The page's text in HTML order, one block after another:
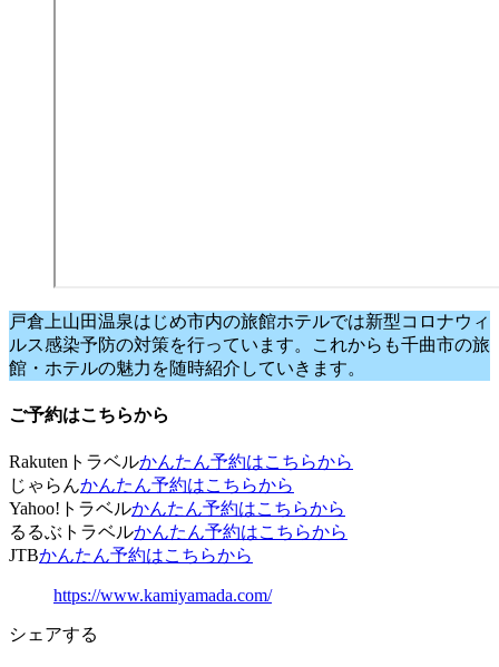
戸倉上山田温泉はじめ市内の旅館ホテルでは新型コロナウィ
ルス感染予防の対策を行っています。これからも千曲市の旅
館・ホテルの魅力を随時紹介していきます。
ご予約はこちらから
Rakutenトラベルかんたん予約はこちらから
じゃらんかんたん予約はこちらから
Yahoo!トラベルかんたん予約はこちらから
るるぶトラベルかんたん予約はこちらから
JTBかんたん予約はこちらから
https://www.kamiyamada.com/
シェアする